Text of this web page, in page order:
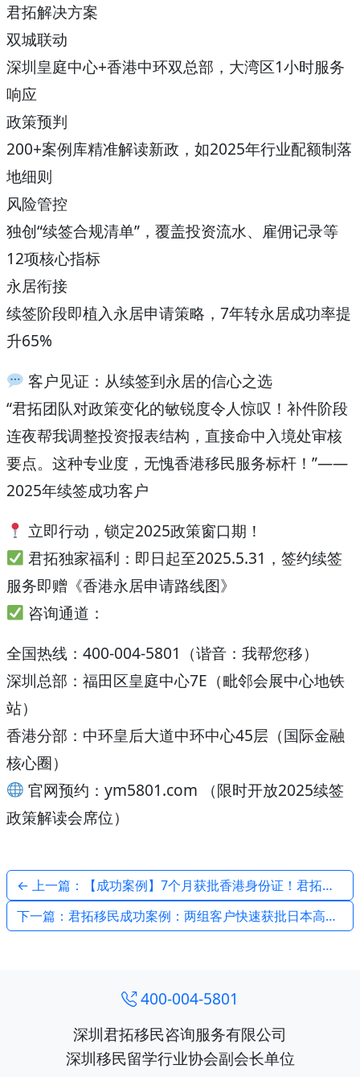
君拓解决方案
双城联动
深圳皇庭中心+香港中环双总部，大湾区1小时服务
响应
政策预判
200+案例库精准解读新政，如2025年行业配额制落
地细则
风险管控
独创“续签合规清单”，覆盖投资流水、雇佣记录等
12项核心指标
永居衔接
续签阶段即植入永居申请策略，7年转永居成功率提
升65%
客户见证：从续签到永居的信心之选
“君拓团队对政策变化的敏锐度令人惊叹！补件阶段
连夜帮我调整投资报表结构，直接命中入境处审核
要点。这种专业度，无愧香港移民服务标杆！”——
2025年续签成功客户
立即行动，锁定2025政策窗口期！
君拓独家福利：即日起至2025.5.31，签约续签
服务即赠《香港永居申请路线图》
咨询通道：
全国热线：400-004-5801（谐音：我帮您移）
深圳总部：福田区皇庭中心7E（毗邻会展中心地铁
站）
香港分部：中环皇后大道中环中心45层（国际金融
核心圈）
官网预约：ym5801.com （限时开放2025续签
政策解读会席位）
← 上一篇：【成功案例】7个月获批香港身份证！君拓客户“团拿”的优才计划全记录
下一篇：君拓移民成功案例：两组客户快速获批日本高度人才签证，大阪审批仅需一个月！ →
400-004-5801
深圳君拓移民咨询服务有限公司
深圳移民留学行业协会副会长单位